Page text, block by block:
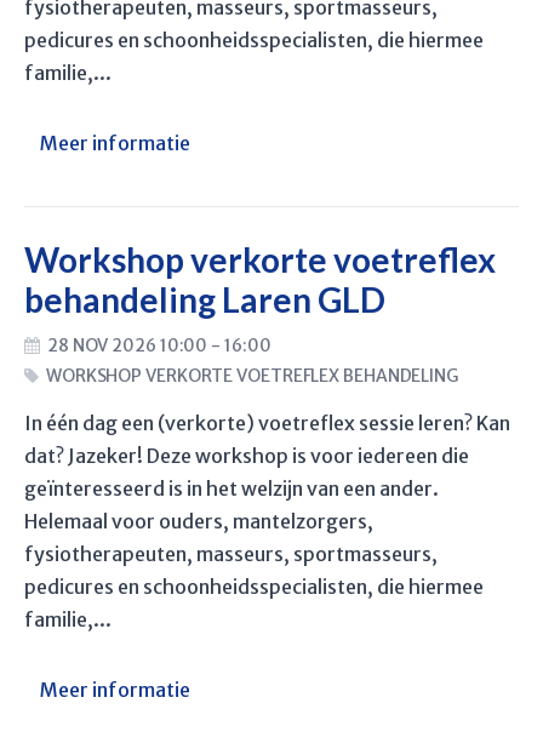
fysiotherapeuten, masseurs, sportmasseurs,
pedicures en schoonheidsspecialisten, die hiermee
familie,...
Meer informatie
Workshop verkorte voetreflex
behandeling Laren GLD
28 NOV 2026 10:00 - 16:00
WORKSHOP VERKORTE VOETREFLEX BEHANDELING
In één dag een (verkorte) voetreflex sessie leren? Kan
dat? Jazeker! Deze workshop is voor iedereen die
geïnteresseerd is in het welzijn van een ander.
Helemaal voor ouders, mantelzorgers,
fysiotherapeuten, masseurs, sportmasseurs,
pedicures en schoonheidsspecialisten, die hiermee
familie,...
Meer informatie